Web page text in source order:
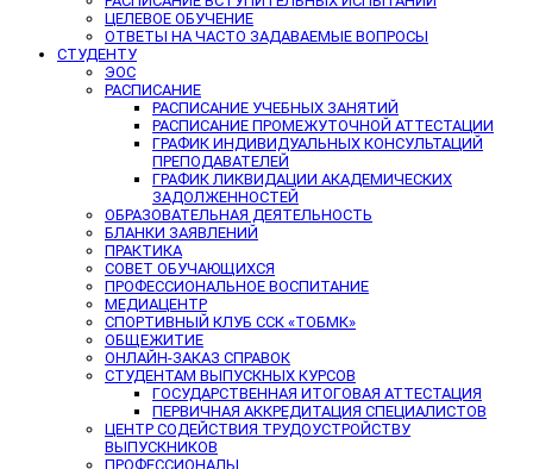
ЦЕЛЕВОЕ ОБУЧЕНИЕ
ОТВЕТЫ НА ЧАСТО ЗАДАВАЕМЫЕ ВОПРОСЫ
СТУДЕНТУ
ЭОС
РАСПИСАНИЕ
РАСПИСАНИЕ УЧЕБНЫХ ЗАНЯТИЙ
РАСПИСАНИЕ ПРОМЕЖУТОЧНОЙ АТТЕСТАЦИИ
ГРАФИК ИНДИВИДУАЛЬНЫХ КОНСУЛЬТАЦИЙ
ПРЕПОДАВАТЕЛЕЙ
ГРАФИК ЛИКВИДАЦИИ АКАДЕМИЧЕСКИХ
ЗАДОЛЖЕННОСТЕЙ
ОБРАЗОВАТЕЛЬНАЯ ДЕЯТЕЛЬНОСТЬ
БЛАНКИ ЗАЯВЛЕНИЙ
ПРАКТИКА
СОВЕТ ОБУЧАЮЩИХСЯ
ПРОФЕССИОНАЛЬНОЕ ВОСПИТАНИЕ
МЕДИАЦЕНТР
СПОРТИВНЫЙ КЛУБ ССК «ТОБМК»
ОБЩЕЖИТИЕ
ОНЛАЙН-ЗАКАЗ СПРАВОК
СТУДЕНТАМ ВЫПУСКНЫХ КУРСОВ
ГОСУДАРСТВЕННАЯ ИТОГОВАЯ АТТЕСТАЦИЯ
ПЕРВИЧНАЯ АККРЕДИТАЦИЯ СПЕЦИАЛИСТОВ
ЦЕНТР СОДЕЙСТВИЯ ТРУДОУСТРОЙСТВУ
ВЫПУСКНИКОВ
ПРОФЕССИОНАЛЫ